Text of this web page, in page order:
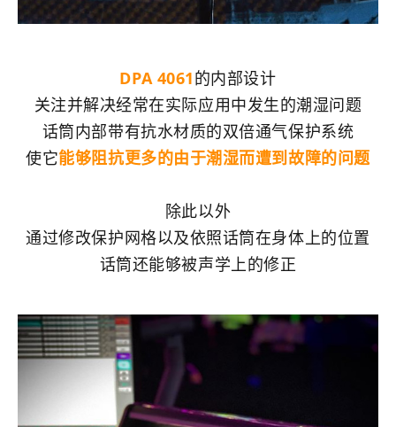
DPA 4061的内部设计
关注并解决经常在实际应用中发生的潮湿问题
话筒内部带有抗水材质的双倍通气保护系统
使它能够阻抗更多的由于潮湿而遭到故障的问题
除此以外
通过修改保护网格以及依照话筒在身体上的位置
话筒还能够被声学上的修正